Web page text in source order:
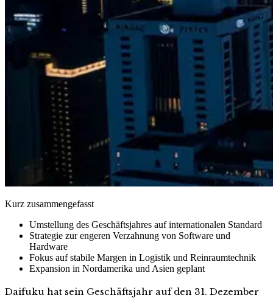
Kurz zusammengefasst
Umstellung des Geschäftsjahres auf internationalen Standard
Strategie zur engeren Verzahnung von Software und
Hardware
Fokus auf stabile Margen in Logistik und Reinraumtechnik
Expansion in Nordamerika und Asien geplant
Daifuku hat sein Geschäftsjahr auf den 31. Dezember